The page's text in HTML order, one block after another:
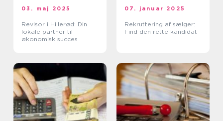
03. maj 2025
Revisor i Hillerød: Din
lokale partner til
økonomisk succes
07. januar 2025
Rekruttering af sælger:
Find den rette kandidat